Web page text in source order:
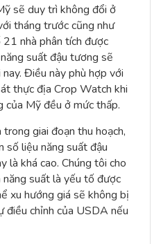
sẽ duy trì không đổi ở
tháng trước cũng như
nhà phân tích được
suất đậu tương sẽ
Điều này phù hợp với
thực địa Crop Watch khi
của Mỹ đều ở mức thấp.
giai đoạn thu hoạch,
số liệu năng suất đậu
là khá cao. Chúng tôi cho
suất là yếu tố được
xu hướng giá sẽ không bị
điều chỉnh của USDA nếu